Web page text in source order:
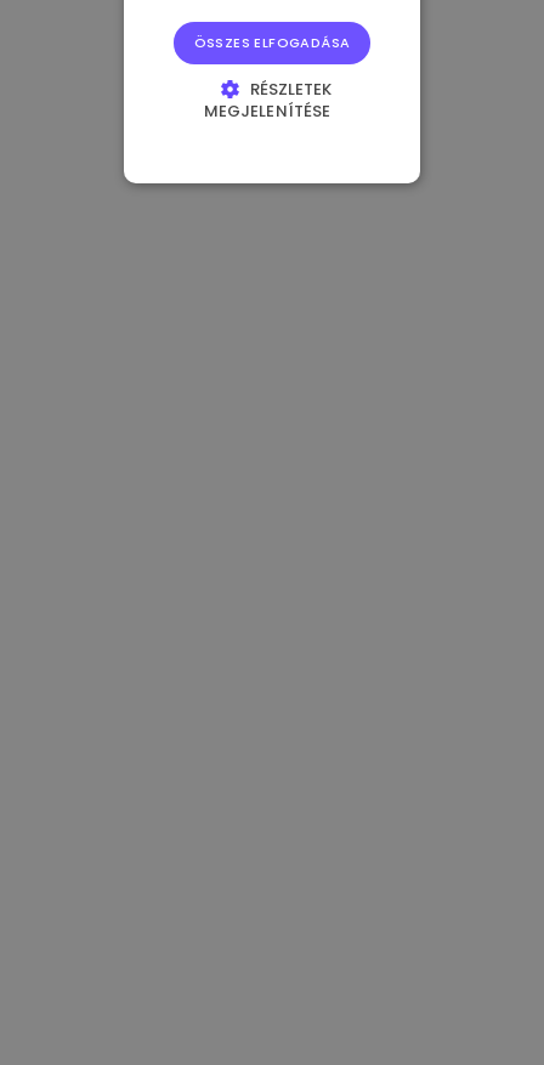
ÖSSZES ELFOGADÁSA
RÉSZLETEK
MEGJELENÍTÉSE